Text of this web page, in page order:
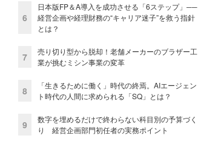
6
日本版FP＆A導入を成功させる「6ステップ」──
経営企画や経理財務の“キャリア迷子”を救う指針
とは？
7
売り切り型から脱却！老舗メーカーのブラザー工
業が挑むミシン事業の変革
8
「生きるために働く」時代の終焉。AIエージェン
ト時代の人間に求められる「SQ」とは？
9
数字を埋めるだけで終わらない科目別の予算づく
り 経営企画部門初任者の実務ポイント